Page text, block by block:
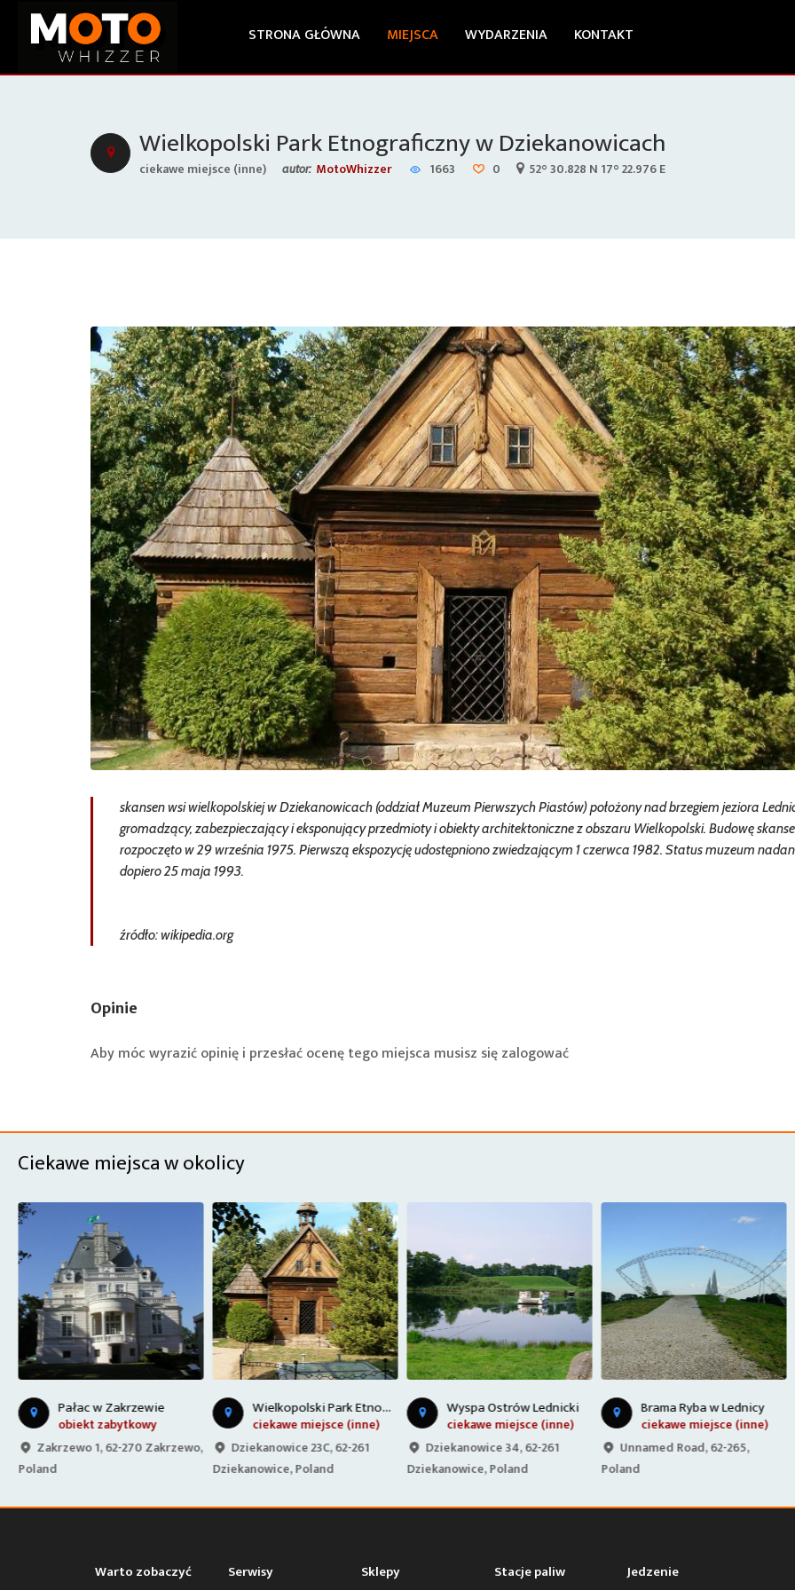
STRONA GŁÓWNA MIEJSCA WYDARZENIA KONTAKT
Wielkopolski Park Etnograficzny w Dziekanowicach
ciekawe miejsce (inne) autor: MotoWhizzer 1663 0 52° 30.828 N 17° 22.976 E
skansen wsi wielkopolskiej w Dziekanowicach (oddział Muzeum Pierwszych Piastów) położony nad brzegiem jeziora
gromadzący, zabezpieczający i eksponujący przedmioty i obiekty architektoniczne z obszaru Wielkopolski. Budowę
rozpoczęto w 29 września 1975. Pierwszą ekspozycję udostępniono zwiedzającym 1 czerwca 1982. Status muzeum
dopiero 25 maja 1993.
źródło: wikipedia.org
Opinie
Aby móc wyrazić opinię i przesłać ocenę tego miejsca musisz sięzalogować
Ciekawe miejsca w okolicy
Pałac w Zakrzewie
obiekt zabytkowy
Zakrzewo 1, 62-270 Zakrzewo,
Poland
W
ielkopolski Park Etnograficzny w Dziekanowicach
ciekawe miejsce (inne)
Dziekanowice 23C, 62-261
Dziekanowice, Poland
Wyspa Ostrów Lednicki
ciekawe miejsce (inne)
Dziekanowice 34, 62-261
Dziekanowice, Poland
Brama Ryba w Lednicy
ciekawe miejsce (inne)
Unnamed Road, 62-265,
Poland
Warto zobaczyć Serwisy Sklepy Stacje paliw
Jedzenie